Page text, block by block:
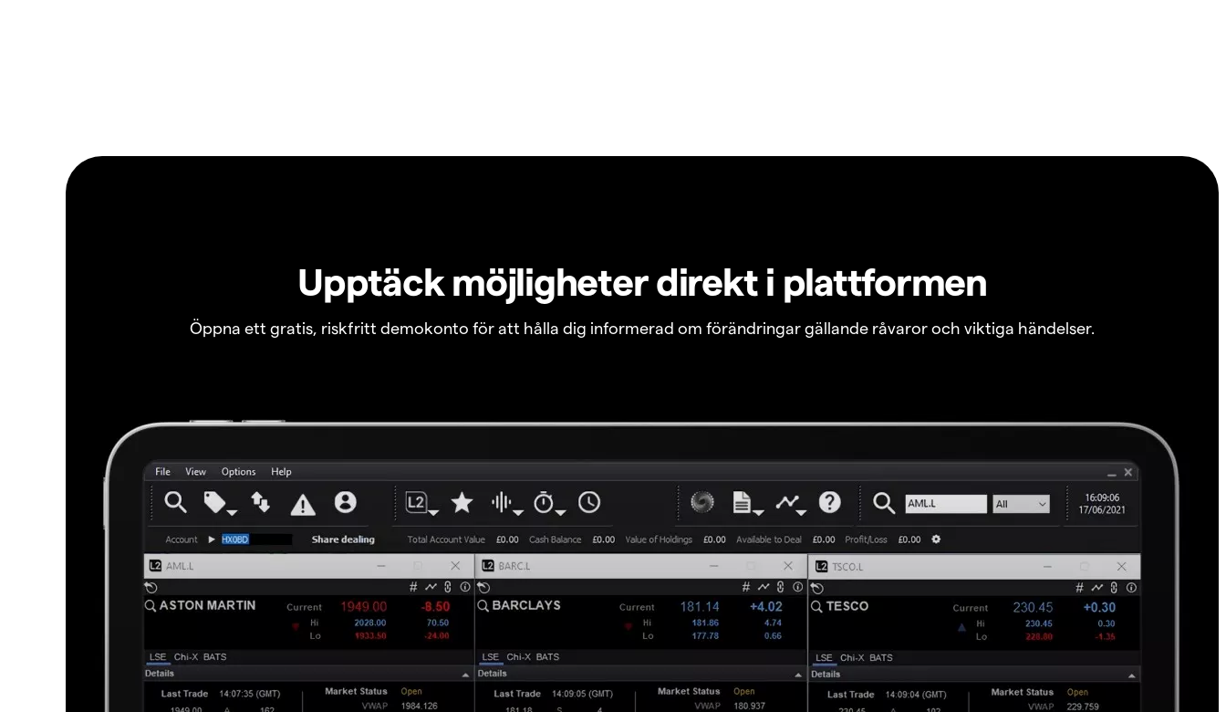
Upptäck möjligheter direkt i plattformen
Öppna ett gratis, riskfritt demokonto för att hålla dig informerad om förändringar gällande råvaror och viktiga händelser.